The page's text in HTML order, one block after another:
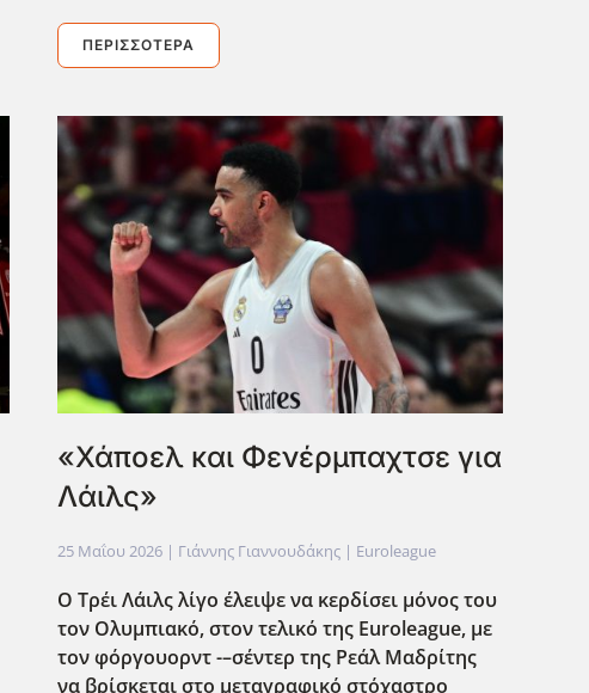
ΠΕΡΙΣΣΌΤΕΡΑ
«Χάποελ και Φενέρμπαχτσε για
Λάιλς»
25 Μαΐου 2026| Γιάννης Γιαννουδάκης | Euroleague
Ο Τρέι Λάιλς λίγο έλειψε να κερδίσει μόνος του
τον Ολυμπιακό, στον τελικό της Euroleague, με
τον φόργουορντ -–σέντερ της Ρεάλ Μαδρίτης
να βρίσκεται στο μεταγραφικό στόχαστρο